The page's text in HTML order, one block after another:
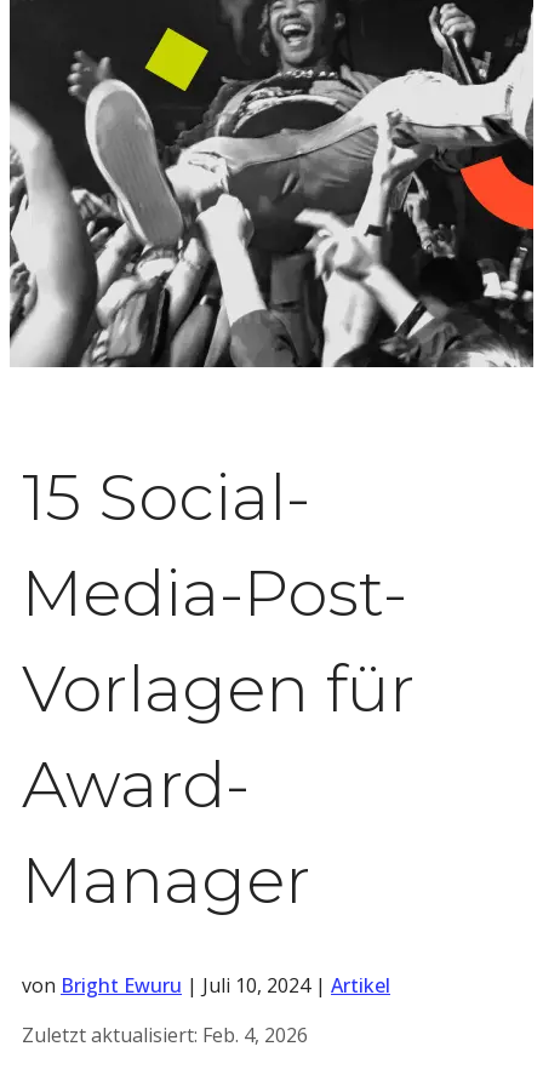
15 Social-
Media-Post-
Vorlagen für
Award-
Manager
von Bright Ewuru | Juli 10, 2024| Artikel
Zuletzt aktualisiert: Feb. 4, 2026